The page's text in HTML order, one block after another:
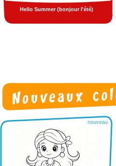
Hello Summer (bonjour l'été)
nouveau